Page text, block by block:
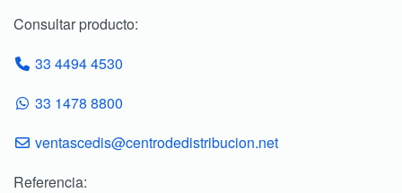
Consultar producto:
33 4494 4530
33 1478 8800
ventascedis@centrodedistribucion.net
Referencia: